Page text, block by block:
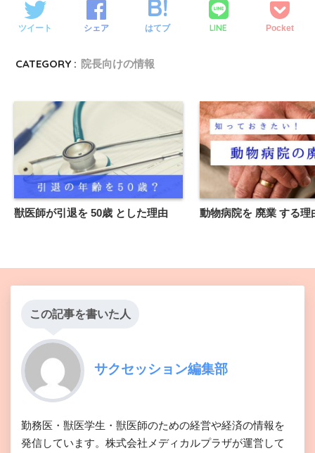
ツイート シェア はてブ LINE Pocket
CATEGORY : 院長向けの情報
獣医師が引退を 50歳 とした理由 動物病院を 廃業 する理
この記事を書いた人
サクセッション編集部
勤務医・獣医学生・獣医師のための経営や経済の情報を
発信しています。株式会社メディカルプラザが運営して